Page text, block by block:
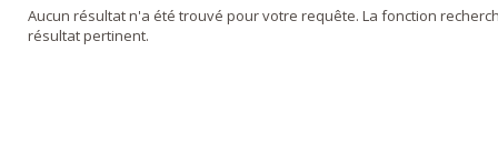
Aucun résultat n'a été trouvé pour votre requête. La fonction
résultat pertinent.